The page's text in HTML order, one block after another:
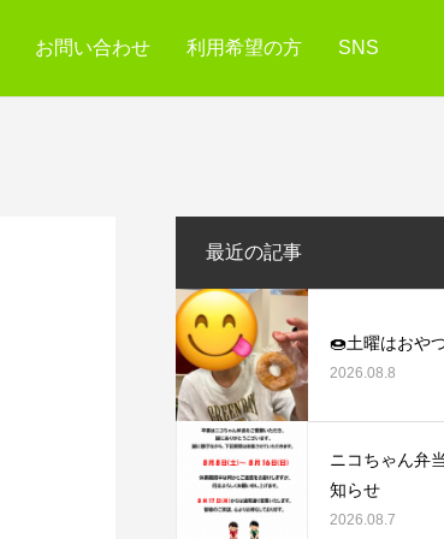
お問い合わせ 利用希望の方 SNS
最近の記事
🍩土曜はおや
2026.08.8
ニコちゃん弁
知らせ
2026.08.7